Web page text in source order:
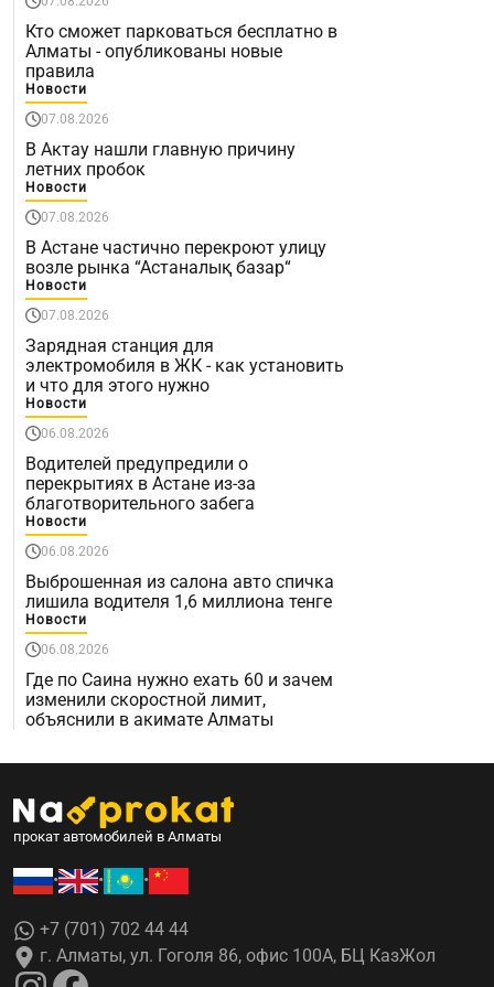
Кто сможет парковаться бесплатно в
Алматы - опубликованы новые
правила
Новости
07.08.2026
В Актау нашли главную причину
летних пробок
Новости
07.08.2026
В Астане частично перекроют улицу
возле рынка “Астаналық базар“
Новости
07.08.2026
Зарядная станция для
электромобиля в ЖК - как установить
и что для этого нужно
Новости
06.08.2026
Водителей предупредили о
перекрытиях в Астане из-за
благотворительного забега
Новости
06.08.2026
Выброшенная из салона авто спичка
лишила водителя 1,6 миллиона тенге
Новости
06.08.2026
Где по Саина нужно ехать 60 и зачем
изменили скоростной лимит,
объяснили в акимате Алматы
прокат автомобилей в Алматы
• • •
+7 (701) 702 44 44
г. Алматы, ул. Гоголя 86, офис 100А, БЦ КазЖол